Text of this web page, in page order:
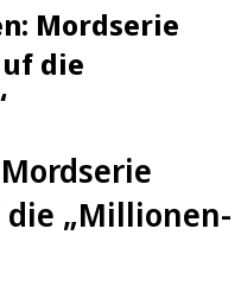
Mordserie
die
Mordserie
„Millionen-